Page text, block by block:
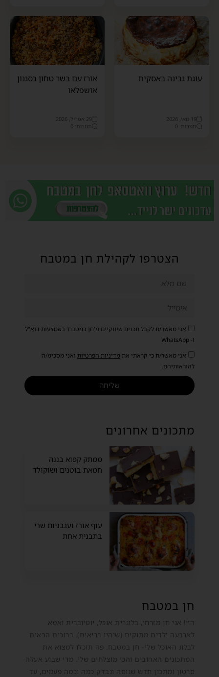
עוגת גבינה באסקית
19 מאי, 2026
תגובות: 0
אורז עם בשר טחון בסגנון
אושפלאו
29 אפריל, 2026
תגובות: 0
חן במטבח
היי! אני חן מזרחי, בלוגרית אוכל, יוטיוברית ואמא
לארבעה ילדים מתוקים (שיהיו בריאים). ברוכים הבאים
לבלוג האוכל שלי- חן במטבח. פה תוכלו למצוא את
המתכונים האהובים והכי מוצלחים שלי. מדי שבוע אעלה
סרטון ומתכון חדש שנוסה ונבדק כמה וכמה פעמים, עד
מתכונים אחרונים
ממתק קפוא בננה
חמאת בוטנים ושוקולד
עוף אורז ועגבניות שרי
בתבנית אחת
הצטרפו לקהילת חן במטבח
אני מאשר/ת לקבל תכנים שיווקיים מ'חן במטבח' באמצעות דוא"ל
ו- WhatsApp
אני מאשר/ת כי קראתי את מדיניות הפרטיות ואני מסכימ/ה
להוראותיהם.
שליחה